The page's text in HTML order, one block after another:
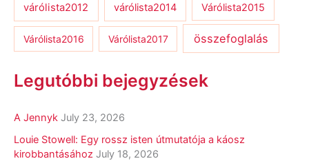
várólista2012 várólista2014 Várólista2015
Várólista2016 Várólista2017 összefoglalás
Legutóbbi bejegyzések
A Jennyk July 23, 2026
Louie Stowell: Egy ​rossz isten útmutatója a káosz
kirobbantásához July 18, 2026